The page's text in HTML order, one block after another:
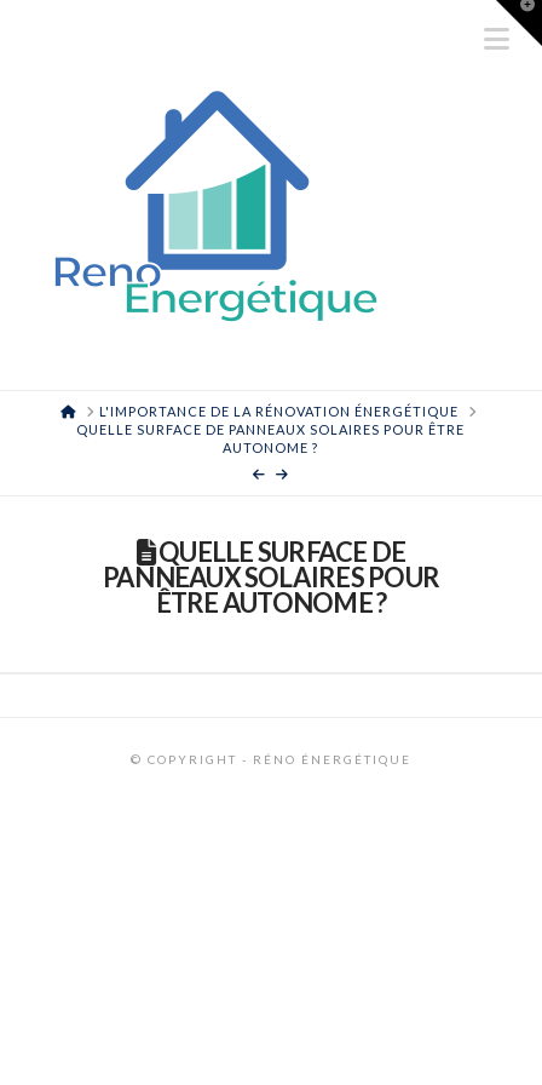
HOMEL'IMPORTANCE DE LA RÉNOVATION ÉNERGÉTIQUE
QUELLE SURFACE DE PANNEAUX SOLAIRES POUR ÊTRE
AUTONOME ?
QUELLE SURFACE DE
PANNEAUX SOLAIRES POUR
ÊTRE AUTONOME ?
© COPYRIGHT - RÉNO ÉNERGÉTIQUE